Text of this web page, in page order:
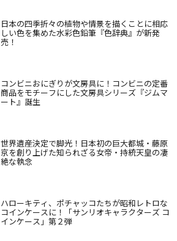
日本の四季折々の植物や情景を描くことに相応
しい色を集めた水彩色鉛筆『色辞典』が新発
売！
コンビニおにぎりが文房具に！コンビニの定番
商品をモチーフにした文房具シリーズ『ジムマ
ート』誕生
世界遺産決定で脚光！日本初の巨大都城・藤原
京を創り上げた知られざる女帝・持統天皇の凄
絶な執念
ハローキティ、ポチャッコたちが昭和レトロな
コインケースに！「サンリオキャラクターズ コ
インケース」第２弾